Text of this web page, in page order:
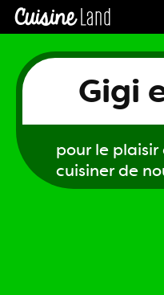
Gigi
pour le plaisir
cuisiner de